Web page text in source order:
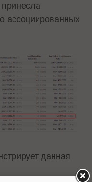
принесла
ассоциированных
данная